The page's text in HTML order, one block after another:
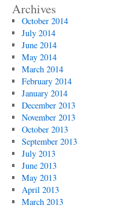
Archives
October 2014
July 2014
June 2014
May 2014
March 2014
February 2014
January 2014
December 2013
November 2013
October 2013
September 2013
July 2013
June 2013
May 2013
April 2013
March 2013